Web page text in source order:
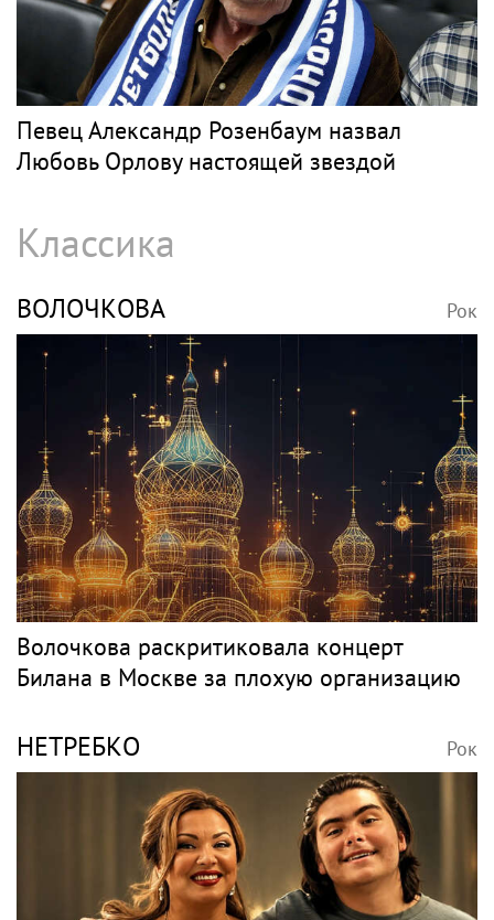
Певец Александр Розенбаум назвал
Любовь Орлову настоящей звездой
Классика
ВОЛОЧКОВА Рок
Волочкова раскритиковала концерт
Билана в Москве за плохую организацию
НЕТРЕБКО Рок